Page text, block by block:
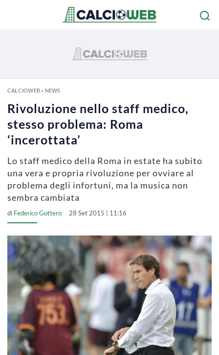
CALCIOWEB» NEWS
Rivoluzione nello staff medico,
stesso problema: Roma
‘incerottata’
Lo staff medico della Roma in estate ha subito
una vera e propria rivoluzione per ovviare al
problema degli infortuni, ma la musica non
sembra cambiata
di Federico Gottero 28 Set 2015 | 11:16